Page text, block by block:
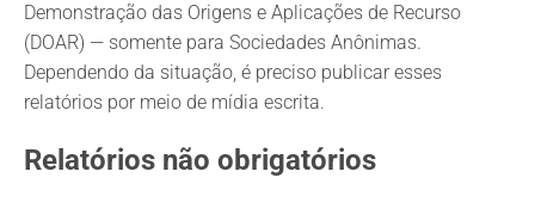
Demonstração das Origens e Aplicações de Recurso
(DOAR) — somente para Sociedades Anônimas.
Dependendo da situação, é preciso publicar esses
relatórios por meio de mídia escrita.
Relatórios não obrigatórios